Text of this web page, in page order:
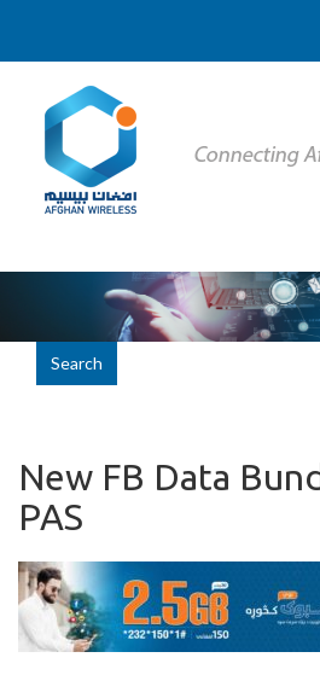
Search
New FB Data
PAS